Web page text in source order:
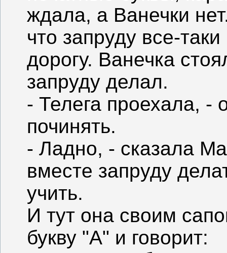
ждала, а Ванечки
что запруду все-
дорогу. Ванечка
запруду делал.
- Телега проехала, -
починять.
- Ладно, - сказала
вместе запруду
учить.
И тут она своим
букву "А" и говорит: